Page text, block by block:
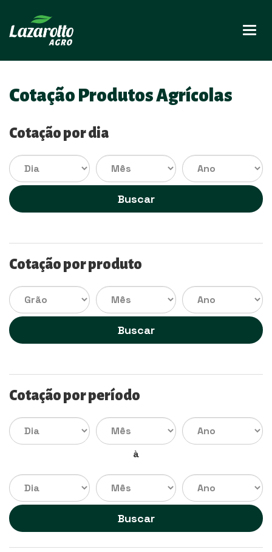
Cotação Produtos Agrícolas
Cotação por dia
Buscar
Cotação por produto
Buscar
Cotação por período
à
Buscar